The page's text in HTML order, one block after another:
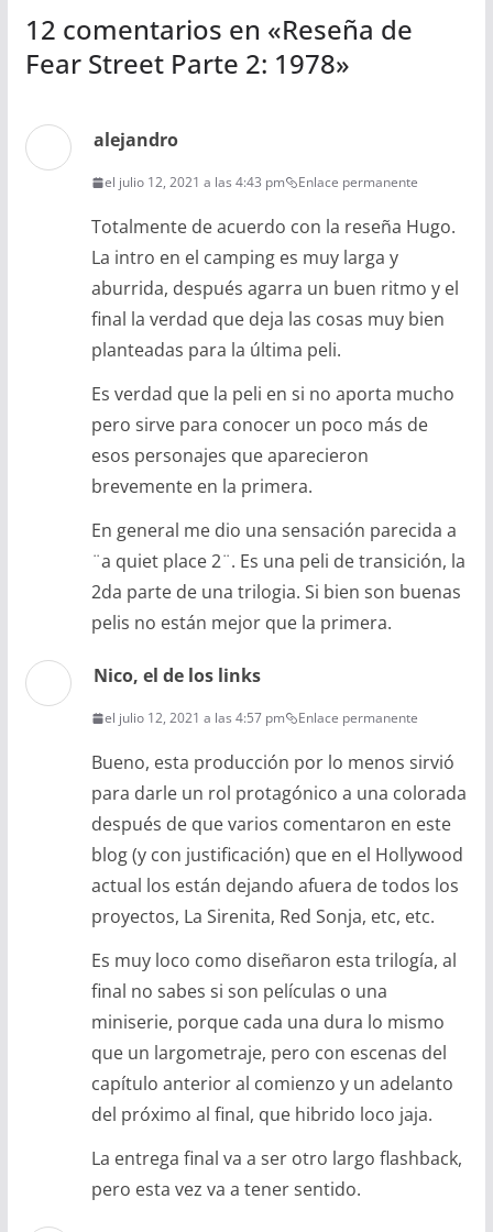
12 comentarios en «Reseña de
Fear Street Parte 2: 1978»
alejandro
el julio 12, 2021 a las 4:43 pm Enlace permanente
Totalmente de acuerdo con la reseña Hugo.
La intro en el camping es muy larga y
aburrida, después agarra un buen ritmo y el
final la verdad que deja las cosas muy bien
planteadas para la última peli.
Es verdad que la peli en si no aporta mucho
pero sirve para conocer un poco más de
esos personajes que aparecieron
brevemente en la primera.
En general me dio una sensación parecida a
¨a quiet place 2¨. Es una peli de transición, la
2da parte de una trilogia. Si bien son buenas
pelis no están mejor que la primera.
Nico, el de los links
el julio 12, 2021 a las 4:57 pm Enlace permanente
Bueno, esta producción por lo menos sirvió
para darle un rol protagónico a una colorada
después de que varios comentaron en este
blog (y con justificación) que en el Hollywood
actual los están dejando afuera de todos los
proyectos, La Sirenita, Red Sonja, etc, etc.
Es muy loco como diseñaron esta trilogía, al
final no sabes si son películas o una
miniserie, porque cada una dura lo mismo
que un largometraje, pero con escenas del
capítulo anterior al comienzo y un adelanto
del próximo al final, que hibrido loco jaja.
La entrega final va a ser otro largo flashback,
pero esta vez va a tener sentido.